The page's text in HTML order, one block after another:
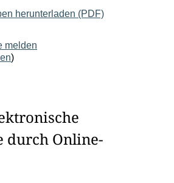
herunterladen (PDF)
melden
)
durch Online-